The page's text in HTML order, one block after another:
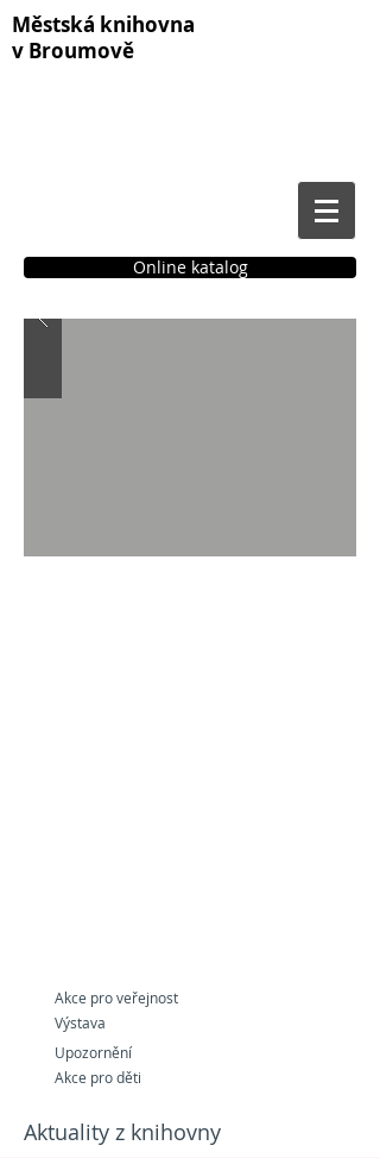
Městská knihovna
v Broumově
Online katalog
Akce pro veřejnost
Výstava
Upozornění
Akce pro děti
Aktuality z knihovny